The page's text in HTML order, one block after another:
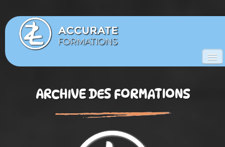
ACCUEIL
FORMATIONS
ARCHIVE DES FORMATIONS